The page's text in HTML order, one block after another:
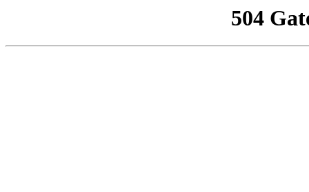
504